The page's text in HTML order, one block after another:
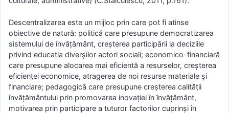
Descentralizarea este un mijloc prin care pot fi atinse
obiective de natură: politică care presupune democratizarea
sistemului de învăţământ, creşterea participării la deciziile
privind educaţia diverşilor actori sociali; economico-financiară
care presupune alocarea mai eficientă a resurselor, creşterea
eficienţei economice, atragerea de noi resurse materiale şi
financiare; pedagogică care presupune creşterea calităţii
învăţământului prin promovarea inovaţiei în învăţământ,
motivarea prin participare a tuturor factorilor cuprinşi în